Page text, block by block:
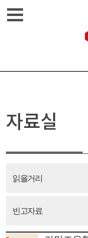
Skip
to
자료실
읽을거리
빈고자료